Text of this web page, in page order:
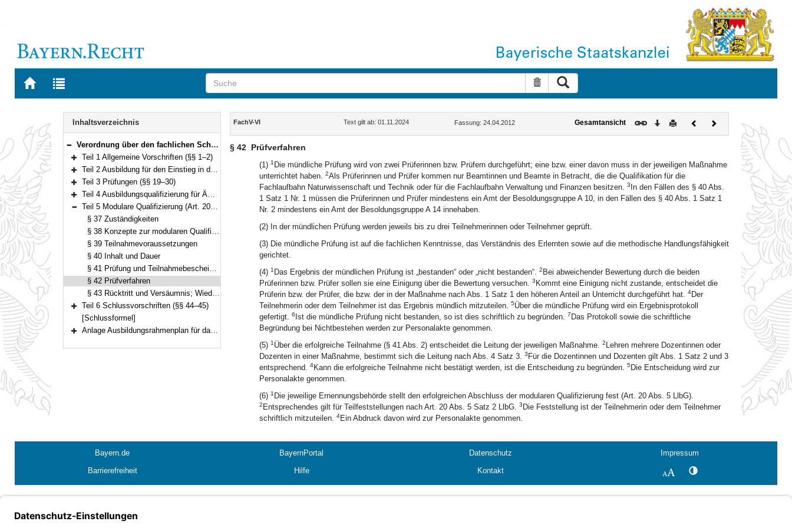
Zur
BAYERN.RECHT
Zur
letzten
Suche zurücksetzen
Navigation
Inhaltsverzeichnis
Bereich reduzieren
Verordnung über den fachlichen Schwerpunkt Verwaltungsinformatik (Fachverordnung Verwaltungsinformatik – FachV-VI) Vom 24. April 2012 (GVBl. S. 159) BayRS 2038-3-1-6-F (§§ 1–45)
Bereich erweitern
Teil 1 Allgemeine Vorschriften (§§ 1–2)
Bereich erweitern
Teil 2 Ausbildung für den Einstieg in der 3. Qualifikationsebene (§§ 3–18)
Bereich erweitern
Teil 3 Prüfungen (§§ 19–30)
Bereich erweitern
Teil 4 Ausbildungsqualifizierung für Ämter ab der dritten Qualifikationsebene (Art. 37 LlbG) (§§ 31–36)
Bereich reduzieren
Teil 5 Modulare Qualifizierung (Art. 20 LlbG) (§§ 37–43)
§ 37 Zuständigkeiten
§ 38 Konzepte zur modularen Qualifizierung
§ 39 Teilnahmevoraussetzungen
§ 40 Inhalt und Dauer
§ 41 Prüfung und Teilnahmebescheinigung
§ 42 Prüfverfahren
§ 43 Rücktritt und Versäumnis; Wiederholungsmöglichkeit; Nachteilsausgleich
Bereich erweitern
Teil 6 Schlussvorschriften (§§ 44–45)
[Schlussformel]
Anlage Ausbildungsrahmenplan für das berufspraktische Studium
Inhalt
FachV-VI Text gilt ab: 01.11.2024 Fassung: 24.04.2012 Gesamtansicht Download
DruckenVorherigesNächstes
Dokument
§ 42 Prüfverfahren
(1) 1 Die mündliche Prüfung wird von zwei Prüferinnen bzw. Prüfern durchgeführt; eine bzw. einer davon muss in der jeweiligen Maßnahme
unterrichtet haben. 2Als Prüferinnen und Prüfer kommen nur Beamtinnen und Beamte in Betracht, die die Qualifikation für die
Fachlaufbahn Naturwissenschaft und Technik oder für die Fachlaufbahn Verwaltung und Finanzen besitzen. 3 In den Fällen des § 40 Abs.
1 Satz 1 Nr. 1 müssen die Prüferinnen und Prüfer mindestens ein Amt der Besoldungsgruppe A 10, in den Fällen des § 40 Abs. 1 Satz 1
Nr. 2 mindestens ein Amt der Besoldungsgruppe A 14 innehaben.
(2) In der mündlichen Prüfung werden jeweils bis zu drei Teilnehmerinnen oder Teilnehmer geprüft.
(3) Die mündliche Prüfung ist auf die fachlichen Kenntnisse, das Verständnis des Erlernten sowie auf die methodische Handlungsfähigkeit
gerichtet.
(4) 1 Das Ergebnis der mündlichen Prüfung ist „bestanden“ oder „nicht bestanden“. 2 Bei abweichender Bewertung durch die beiden
Prüferinnen bzw. Prüfer sollen sie eine Einigung über die Bewertung versuchen. 3 Kommt eine Einigung nicht zustande, entscheidet die
Prüferin bzw. der Prüfer, die bzw. der in der Maßnahme nach Abs. 1 Satz 1 den höheren Anteil an Unterricht durchgeführt hat. 4Der
Teilnehmerin oder dem Teilnehmer ist das Ergebnis mündlich mitzuteilen. 5Über die mündliche Prüfung wird ein Ergebnisprotokoll
gefertigt. 6 Ist die mündliche Prüfung nicht bestanden, so ist dies schriftlich zu begründen. 7 Das Protokoll sowie die schriftliche
Begründung bei Nichtbestehen werden zur Personalakte genommen.
(5) 1Über die erfolgreiche Teilnahme (§ 41 Abs. 2) entscheidet die Leitung der jeweiligen Maßnahme. 2 Lehren mehrere Dozentinnen oder
Dozenten in einer Maßnahme, bestimmt sich die Leitung nach Abs. 4 Satz 3. 3 Für die Dozentinnen und Dozenten gilt Abs. 1 Satz 2 und 3
entsprechend. 4Kann die erfolgreiche Teilnahme nicht bestätigt werden, ist die Entscheidung zu begründen. 5 Die Entscheidung wird zur
Personalakte genommen.
(6) 1 Die jeweilige Ernennungsbehörde stellt den erfolgreichen Abschluss der modularen Qualifizierung fest (Art. 20 Abs. 5 LlbG).
2 Entsprechendes gilt für Teilfeststellungen nach Art. 20 Abs. 5 Satz 2 LlbG. 3 Die Feststellung ist der Teilnehmerin oder dem Teilnehmer
schriftlich mitzuteilen. 4Ein Abdruck davon wird zur Personalakte genommen.
Bayern.de BayernPortal Datenschutz
Impressum
Barrierefreiheit
Hilfe Kontakt SchriftgrößeKontrastwechsel